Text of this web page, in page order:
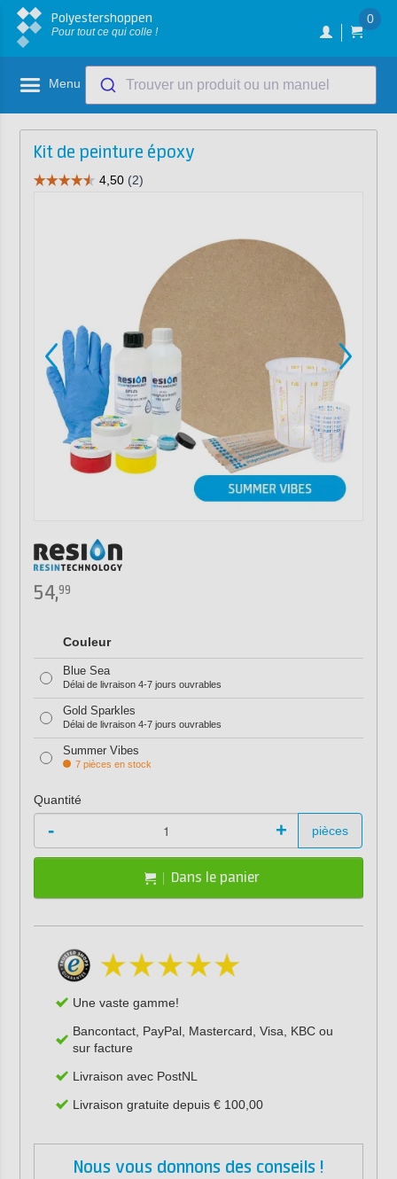
Polyestershoppen
Pour tout ce qui colle !
0
Menu Trouver un produit ou un manuel
Kit de peinture époxy
54,99
Couleur
Blue Sea
Délai de livraison 4-7 jours ouvrables
Gold Sparkles
Délai de livraison 4-7 jours ouvrables
Summer Vibes
7 pièces en stock
Quantité
- + pièces
Dans le panier
Une vaste gamme!
Bancontact, PayPal, Mastercard, Visa, KBC ou
sur facture
Livraison avec PostNL
Livraison gratuite depuis € 100,00
Nous vous donnons des conseils !